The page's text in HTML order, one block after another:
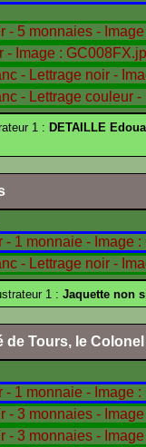
1 : DETAILLE
1 : Jaquette non
de Tours, le